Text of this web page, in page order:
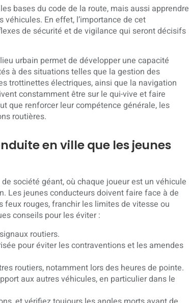
bases du code de la route, mais aussi apprendre
En effet, l’importance de cet
de sécurité et de vigilance qui seront décisifs
urbain permet de développer une capacité
à des situations telles que la gestion des
trottinettes électriques, ainsi que la navigation
constamment être sur le qui-vive et faire
que renforcer leur compétence générale, les
routières.
en ville que les jeunes
société géant, où chaque joueur est un véhicule
Les jeunes conducteurs doivent faire face à de
rouges, franchir les limites de vitesse ou
conseils pour les éviter :
routiers.
pour éviter les contraventions et les amendes
routiers, notamment lors des heures de pointe.
aux autres véhicules, en particulier dans le